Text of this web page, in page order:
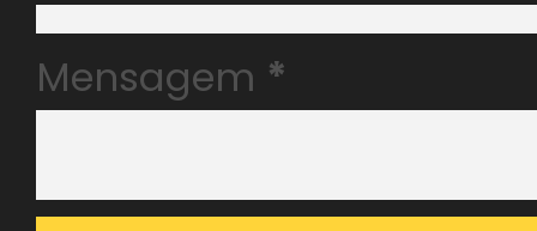
Mensagem *